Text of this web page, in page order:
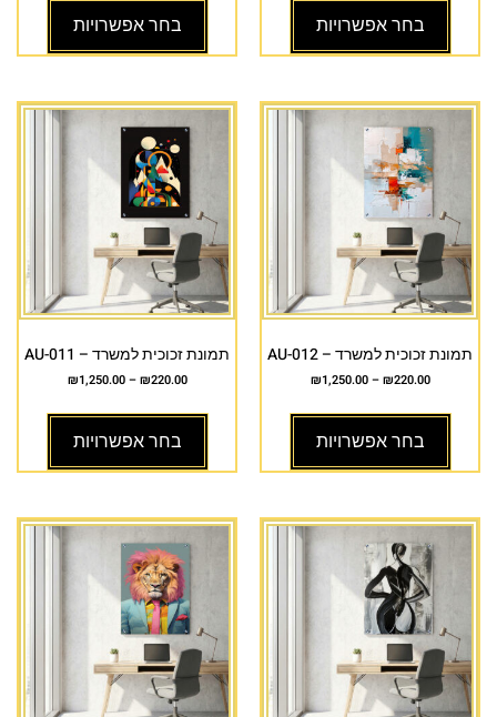
בחר אפשרויות בחר אפשרויות
תמונת זכוכית למשרד – AU-012
₪220.00
–
₪1,250.00
בחר אפשרויות
תמונת זכוכית למשרד – AU-011
₪220.00
–
₪1,250.00
בחר אפשרויות